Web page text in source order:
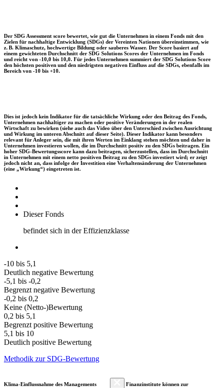
Der SDG Assessment score bewertet, wie gut die Unternehmen in einem Fonds mit den
Zielen für nachhaltige Entwicklung (SDGs) der Vereinten Nationen übereinstimmen, wie
z. B. Klimaschutz, hochwertige Bildung oder sauberes Wasser. Der Score basiert auf
einem gewichteten Durchschnitt der SDG Solutions Scores der Unternehmen im Fonds
und reicht von -10,0 bis 10,0. Für jedes Unternehmen summiert der SDG Solutions Score
den höchsten positiven und den niedrigsten negativen Einfluss auf die SDGs, ebenfalls im
Bereich von -10 bis +10.
Dies ist jedoch kein Indikator für die tatsächliche Wirkung oder den Beitrag des Fonds,
Unternehmen nachhaltiger zu machen oder positive Veränderungen in der realen
Wirtschaft zu bewirken (siehe auch das Video über den Unterschied zwischen Ausrichtung
und Wirkung im unteren Abschnitt auf dieser Seite). Dieser Indikator kann besonders
relevant für Anleger sein, die mit ihren Werten im Einklang stehen möchten und daher in
Unternehmen investieren wollen, die im Durchschnitt positiv zu den SDGs beitragen. Ein
hoher SDG-Bewertungsscore kann dazu beitragen, sicherzustellen, dass im Durchschnitt
in Unternehmen mit einem netto positiven Beitrag zu den SDGs investiert wird; er zeigt
jedoch nicht an, dass infolge der Investition eine Verhaltensänderung der Unternehmen
(eine „Wirkung“) eingetreten ist.
Dieser Fonds
befindet sich in der Effizienzklasse
-10 bis 5,1
Deutlich negative Bewertung
-5,1 bis -0,2
Begrenzt negative Bewertung
-0,2 bis 0,2
Keine (Netto-)Bewertung
0,2 bis 5,1
Begrenzt positive Bewertung
5,1 bis 10
Deutlich positive Bewertung
Methodik zur SDG-Bewertung
Klima-Einflussnahme des Managements
Finanzinstitute können zur